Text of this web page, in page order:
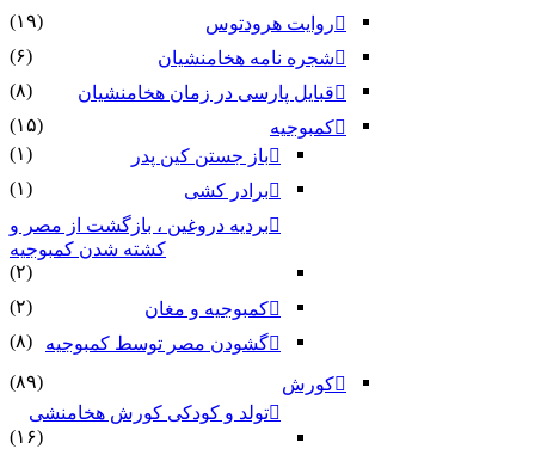
روایت هرودتوس
(۱۹)
شجره نامه هخامنشیان
(۶)
قبایل پارسی در زمان هخامنشیان
(۸)
کمبوجیه
(۱۵)
باز جستن کین پدر
(۱)
برادر کشی
(۱)
بردیه دروغین ، بازگشت از مصر و
کشته شدن کمبوجیه
(۲)
کمبوجیه و مغان
(۲)
گشودن مصر توسط کمبوجیه
(۸)
کورش
(۸۹)
تولد و کودکی کورش هخامنشی
(۱۶)